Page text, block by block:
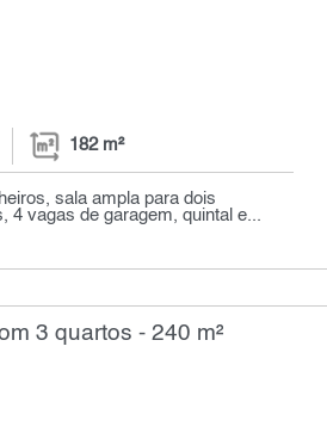
182 m²
sala ampla para dois
4 vagas de garagem, quintal e...
3 quartos - 240 m²